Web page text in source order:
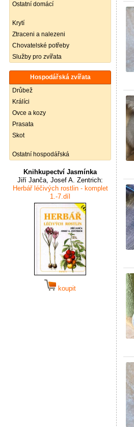
Ostatní domácí
Krytí
Ztraceni a nalezeni
Chovatelské potřeby
Služby pro zvířata
Hospodářská zvířata
Drůbež
Králíci
Ovce a kozy
Prasata
Skot
Ostatní hospodářská
Knihkupectví Jasmínka
Jiří Janča, Josef A. Zentrich:
Herbář léčivých rostlin - komplet
1.-7.díl
koupit